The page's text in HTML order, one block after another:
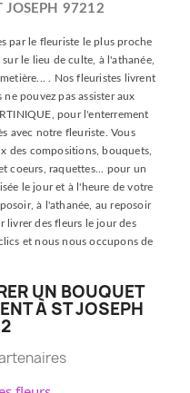
JOSEPH 97212
par le fleuriste le plus proche
le lieu de culte, à l'athanée,
. Nos fleuristes livrent
pouvez pas assister aux
pour l'enterrement
avec notre fleuriste. Vous
des compositions, bouquets,
coeurs, raquettes... pour un
le jour et à l'heure de votre
à l'athanée, au reposoir
livrer des fleurs le jour des
et nous nous occupons de
UN BOUQUET
À ST JOSEPH